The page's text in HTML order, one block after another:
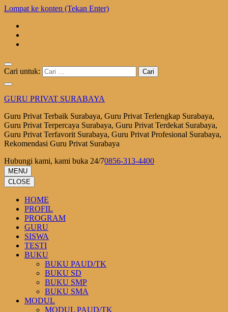
Lompat ke konten (Tekan Enter)
Cari untuk:
GURU PRIVAT SURABAYA
Guru Privat Terbaik Surabaya, Guru Privat Terlengkap Surabaya,
Guru Privat Terpercaya Surabaya, Guru Privat Terdekat Surabaya,
Guru Privat Terfavorit Surabaya, Guru Privat Profesional Surabaya,
Rekomendasi Guru Privat Surabaya
Hubungi kami, kami buka 24/70856-313-4400
MENU
CLOSE
HOME
PROFIL
PROGRAM
GURU
SISWA
TESTI
BUKU
BUKU PAUD/TK
BUKU SD
BUKU SMP
BUKU SMA
MODUL
MODUL PAUD/TK